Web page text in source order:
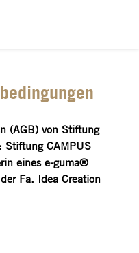
(AGB) von Stiftung
Stiftung CAMPUS
eines e-guma®
Fa. Idea Creation